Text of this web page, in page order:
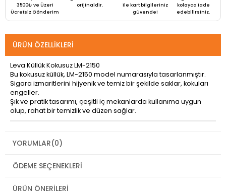
3500₺ ve Üzeri
Ücretsiz Gönderim
orijinaldir.
ile kart bilgileriniz
güvende!
kolayca iade
edebilirsiniz.
ÜRÜN ÖZELLIKLERI
Leva Küllük Kokusuz LM-2150
Bu kokusuz küllük, LM-2150 model numarasıyla tasarlanmıştır.
Sigara izmaritlerini hijyenik ve temiz bir şekilde saklar, kokuları
engeller.
Şık ve pratik tasarımı, çeşitli iç mekanlarda kullanıma uygun
olup, rahat bir temizlik ve düzen sağlar.
YORUMLAR(0)
ÖDEME SEÇENEKLERI
ÜRÜN ÖNERILERI